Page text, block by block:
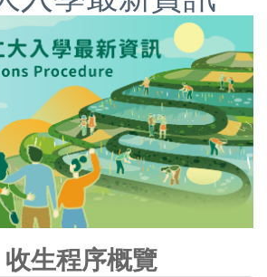
生程序概覽